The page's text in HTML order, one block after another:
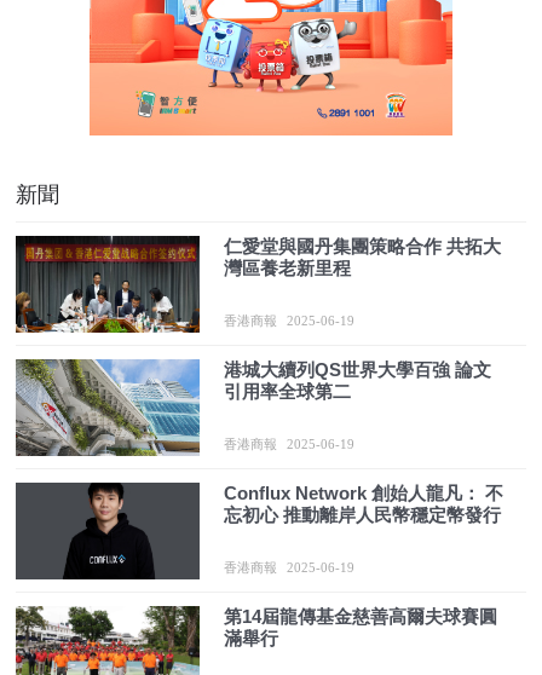
新聞
仁愛堂與國丹集團策略合作 共拓大
灣區養老新里程
香港商報 2025-06-19
港城大續列QS世界大學百強 論文
引用率全球第二
香港商報 2025-06-19
Conflux Network 創始人龍凡： 不
忘初心 推動離岸人民幣穩定幣發行
香港商報 2025-06-19
第14屆龍傳基金慈善高爾夫球賽圓
滿舉行